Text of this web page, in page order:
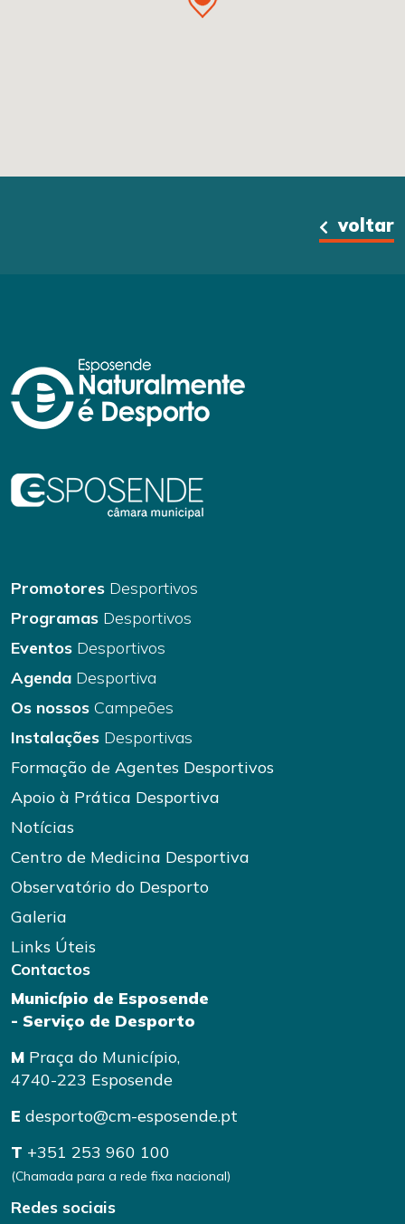
voltar
Promotores Desportivos
Programas Desportivos
Eventos Desportivos
Agenda Desportiva
Os nossos Campeões
Instalações Desportivas
Formação de Agentes Desportivos
Apoio à Prática Desportiva
Notícias
Centro de Medicina Desportiva
Observatório do Desporto
Galeria
Links Úteis
Contactos
Município de Esposende
- Serviço de Desporto
M Praça do Município,
4740-223 Esposende
E desporto@cm-esposende.pt
T +351 253 960 100
(Chamada para a rede fixa nacional)
Redes sociais